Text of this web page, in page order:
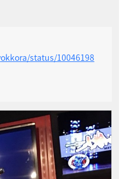
status/10046198